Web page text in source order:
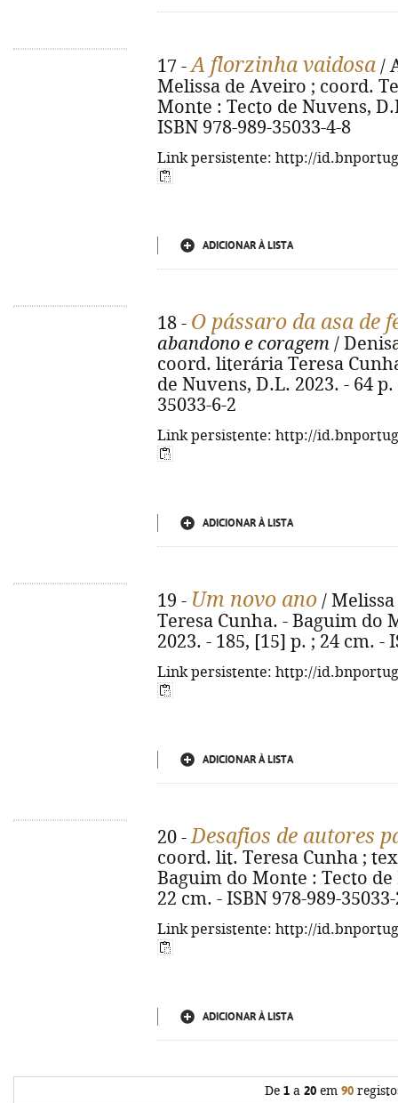
17 -A florzinha vaidosa /
Melissa de Aveiro ; coord.
Monte : Tecto de Nuvens,
ISBN 978-989-35033-4-8
Link persistente: http://
ADICIONAR À LISTA
18 - O pássaro da asa de
abandono e coragem /
coord. literária Teresa
de Nuvens, D.L. 2023. - 64
35033-6-2
Link persistente: http://
ADICIONAR À LISTA
19 - Um novo ano /
Teresa Cunha. - Baguim do
2023. - 185, [15] p. ; 24 cm. -
Link persistente: http://
ADICIONAR À LISTA
20 -Desafios de autores
coord. lit. Teresa Cunha ;
Baguim do Monte : Tecto de
22 cm. - ISBN 978-989-
Link persistente: http://
ADICIONAR À LISTA
De 1a 20em 90